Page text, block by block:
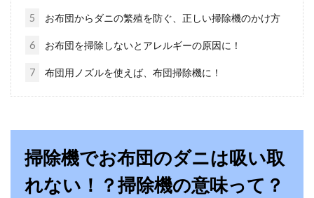
る？布団乾燥機の種類比較
気やダニが気になりますよね。ダニは、熱に弱
いとよく...
5 お布団からダニの繁殖を防ぐ、正しい掃除機のかけ方
6 お布団を掃除しないとアレルギーの原因に！
7 布団用ノズルを使えば、布団掃除機に！
掃除機でお布団のダニは吸い取
れない！？掃除機の意味って？